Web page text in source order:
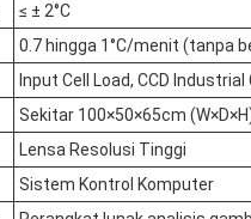
≤ ± 2°C
0.7 hingga 1°C/menit (tanpa
Input Cell Load, CCD
Sekitar 100×50×65cm
Lensa Resolusi Tinggi
Sistem Kontrol Komputer